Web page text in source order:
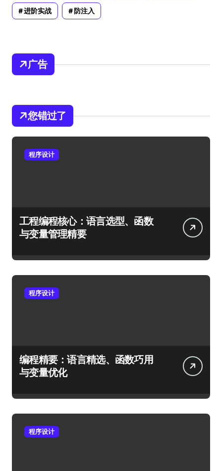
进阶实战 防注入
广告
您错过了
程序设计
工程编程核心：语言选型、函数
与变量管理精要
程序设计
编程精要：语言精选、函数巧用
与变量优化
程序设计